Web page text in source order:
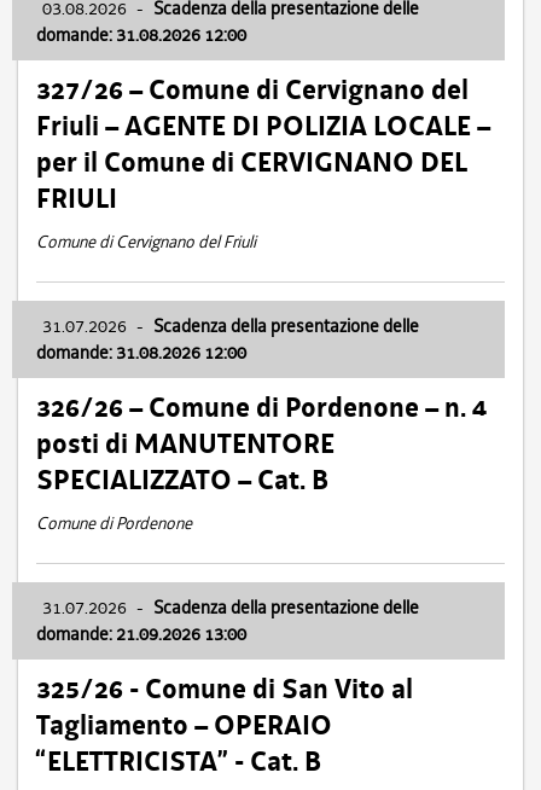
03.08.2026 - Scadenza della presentazione delle
domande: 31.08.2026 12:00
327/26 – Comune di Cervignano del
Friuli – AGENTE DI POLIZIA LOCALE –
per il Comune di CERVIGNANO DEL
FRIULI
Comune di Cervignano del Friuli
31.07.2026 - Scadenza della presentazione delle
domande: 31.08.2026 12:00
326/26 – Comune di Pordenone – n. 4
posti di MANUTENTORE
SPECIALIZZATO – Cat. B
Comune di Pordenone
31.07.2026 - Scadenza della presentazione delle
domande: 21.09.2026 13:00
325/26 - Comune di San Vito al
Tagliamento – OPERAIO
“ELETTRICISTA” - Cat. B